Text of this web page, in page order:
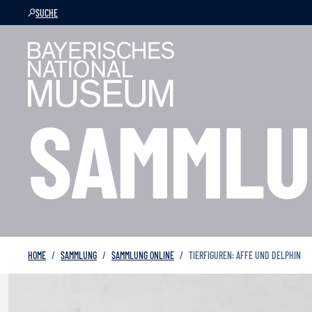
SUCHE
HOME SAMMLUNG SAMMLUNG ONLINE TIERFIGUREN: AFFE UND DELPHIN